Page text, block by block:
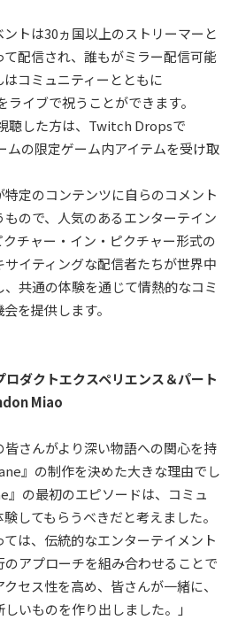
トは30ヵ国以上のストリーマーと
配信され、誰もがミラー配信可能
コミュニティーとともに
ライブで祝うことができます。
聴した方は、Twitch Dropsで
ムの限定ゲーム内アイテムを受け取
定のコンテンツに自らのコメント
ので、人気のあるエンターテイン
チャー・イン・ピクチャー形式の
イティングな配信者たちが世界中
共通の体験を通じて情熱的なコミ
を提供します。
ダクトエクスペリエンス＆パート
Miao
皆さんがより深い物語への関心を持
』の制作を決めた大きな理由でし
』の最初のエピソードは、コミュ
してもらうべきだと考えました。
は、伝統的なエンターテイメント
アプローチを組み合わせることで
セス性を高め、皆さんが一緒に、
いものを作り出しました。」